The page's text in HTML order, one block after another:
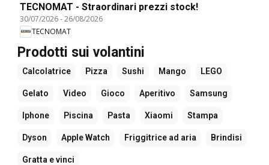
TECNOMAT - Straordinari prezzi stock!
30/07/2026-26/08/2026
TECNOMAT
Prodotti sui volantini
Calcolatrice Pizza Sushi Mango LEGO
Gelato Video Gioco Aperitivo Samsung
Iphone Piscina Pasta Xiaomi Stampa
Dyson Apple Watch Friggitrice ad aria Brindisi
Gratta e vinci